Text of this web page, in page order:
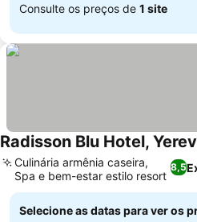
Consulte os preços de 1 site
Radisson Blu Hotel,
8,5
Culinária armênia caseira,
Spa e bem-estar estilo resort
Selecione as datas para ver os